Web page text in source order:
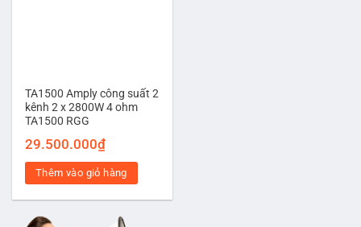
TA1500 Amply công suất 2
kênh 2 x 2800W 4 ohm
TA1500 RGG
29.500.000₫
Thêm vào giỏ hàng